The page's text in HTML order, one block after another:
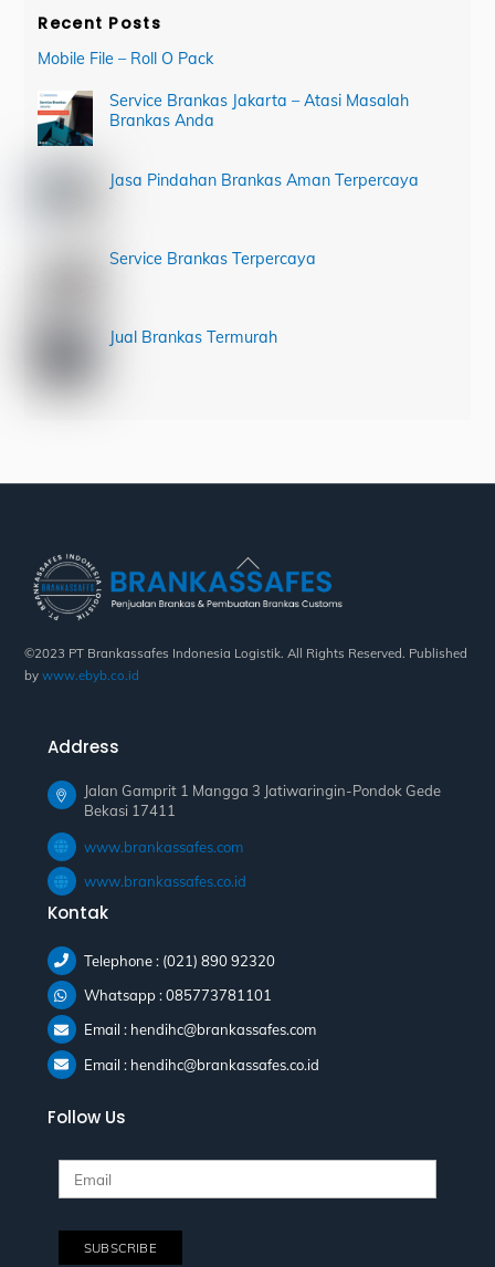
Recent Posts
Mobile File – Roll O Pack
Service Brankas Jakarta – Atasi Masalah
Brankas Anda
Jasa Pindahan Brankas Aman Terpercaya
Service Brankas Terpercaya
Jual Brankas Termurah
Back
To
Top
©2023 PT Brankassafes Indonesia Logistik. All Rights Reserved. Published
bywww.ebyb.co.id
Address
Jalan Gamprit 1 Mangga 3 Jatiwaringin-Pondok Gede
Bekasi 17411
www.brankassafes.com
www.brankassafes.co.id
Kontak
Telephone : (021) 890 92320
Whatsapp : 085773781101
Email : hendihc@brankassafes.com
Email : hendihc@brankassafes.co.id
Follow Us